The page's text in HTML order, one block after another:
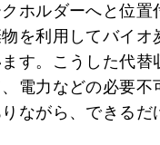
ホルダーへと位
を利用してバイ
す。こうした代
電力などの必要
ながら、できる